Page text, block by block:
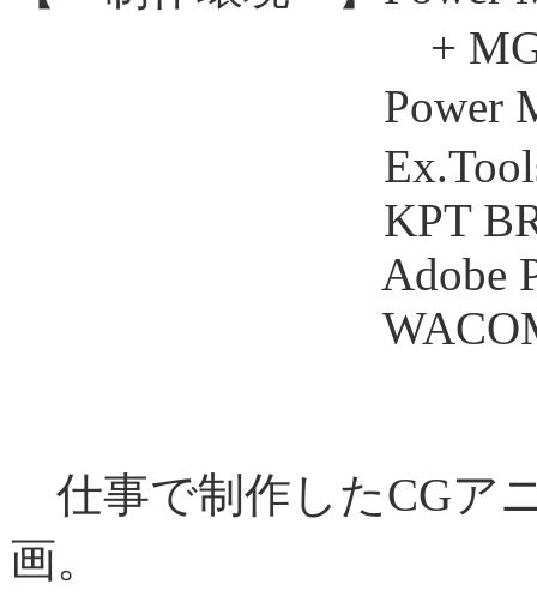
+ MGA
Power
Ex.Tools Shade
KPT
Adobe
WACOM
仕事で制作したCGア
画。